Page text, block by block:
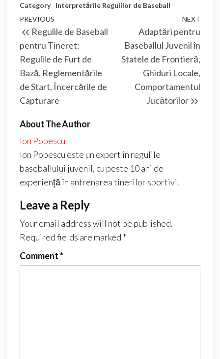
Category Interpretările Regulilor de Baseball
Post
navigation
Previous
Post
PREVIOUS
Regulile de Baseball
pentru Tineret:
Regulile de Furt de
Bază, Reglementările
de Start, Încercările de
Capturare
NEXT
Adaptări pentru
Baseballul Juvenil în
Statele de Frontieră,
Ghiduri Locale,
Comportamentul
Jucătorilor
About The Author
Ion Popescu
Ion Popescu este un expert în regulile
baseballului juvenil, cu peste 10 ani de
experiență în antrenarea tinerilor sportivi.
Leave a Reply
Your email address will not be published.
Required fields are marked *
Comment*